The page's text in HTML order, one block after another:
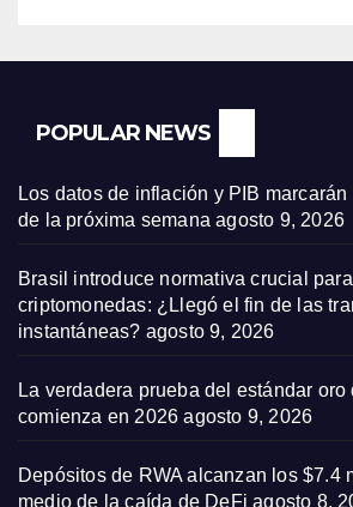
POPULAR NEWS
Los datos de inflación y PIB marcarán
de la próxima semana agosto 9, 2026
Brasil introduce normativa crucial
criptomonedas: ¿Llegó el fin de las
instantáneas? agosto 9, 2026
La verdadera prueba del estándar
comienza en 2026 agosto 9, 2026
Depósitos de RWA alcanzan los $7.4
medio de la caída de DeFi agosto 8,